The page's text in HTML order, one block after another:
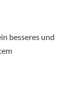
besseres und